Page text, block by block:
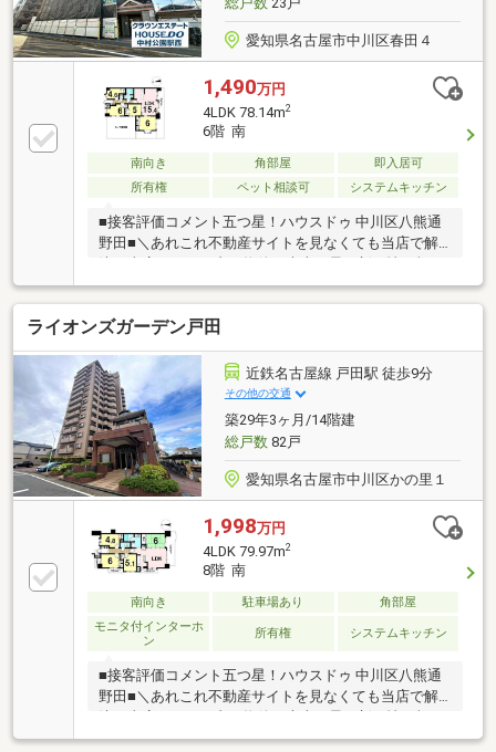
愛知県名古屋市中川区春田４
1,490万円
4LDK 78.14m2
6階 南
南向き 角部屋
即入居可
所有権
ペット相談可 システムキッチン
■接客評価コメント五つ星！ハウスドゥ 中川区八熊通
野田■＼あれこれ不動産サイトを見なくても当店で解
掲載！ほかのページで気になる物件もご相談くださ
い。◆春田小学校/富田中学校◆アクセス良好◎◆周
辺環境充実！◆ルーフガーデン付き※写真をクリック
すると、詳細をご覧いただけます。＝＝＝＝＝＝＝＝
＝＝＝＝＝＝＝＝＝＝＝＝＝＝＝＝＝《平日もご案内
可能！》百聞は一見学にしかず。見るだけOK、聞くだ
けOK！事前にご予約いただくと、スムーズにご見学い
ただけます。＝＝＝＝＝＝＝＝＝＝＝＝＝＝＝＝＝＝
＝＝＝＝＝＝＝
ライオンズガーデン戸田
近鉄名古屋線 戸田駅 徒歩9分
その他の交通
築29年3ヶ月/14階建
総戸数82戸
愛知県名古屋市中川区かの里１
1,998万円
4LDK 79.97m2
8階 南
南向き 駐車場あり
角部屋
モニタ付インターホ
ン
所有権 システムキッチン
■接客評価コメント五つ星！ハウスドゥ 中川区八熊通
野田■＼あれこれ不動産サイトを見なくても当店で解
掲載！ほかのページで気になる物件もご相談くださ